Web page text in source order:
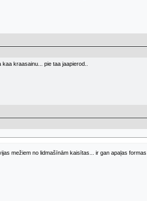
kraasainu... pie taa jaapierod..
mežiem no lidmašīnām kaisītas... ir gan apaļas